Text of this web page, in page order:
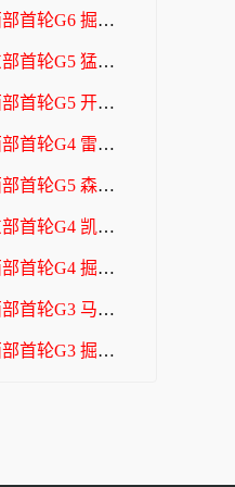
- 森林狼 全场录像
龙 - 骑士 全场录像
者 - 马刺 全场录像
- 太阳 全场录像
狼 - 掘金 全场录像
人 - 76人 全场录像
- 森林狼 全场录像
- 开拓者 全场录像
- 森林狼 全场录像